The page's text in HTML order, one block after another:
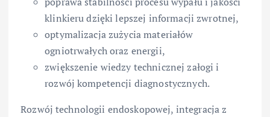
klinkieru dzięki lepszej informacji zwrotnej,
optymalizacja zużycia materiałów
ogniotrwałych oraz energii,
zwiększenie wiedzy technicznej załogi i
rozwój kompetencji diagnostycznych.
Rozwój technologii endoskopowej, integracja z